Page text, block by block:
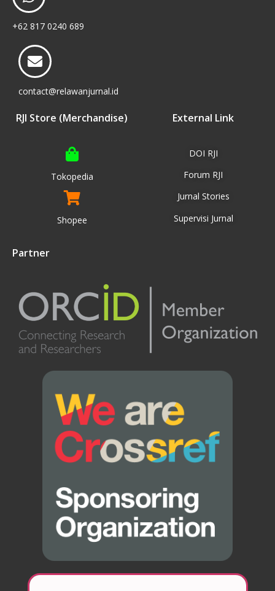
+62 817 0240 689
contact@relawanjurnal.id
RJI Store (Merchandise)
Tokopedia
Shopee
External Link
DOI RJI
Forum RJI
Jurnal Stories
Supervisi Jurnal
Partner